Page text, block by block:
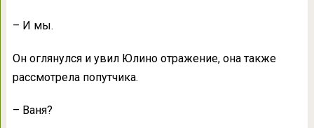
– И мы.
Он оглянулся и увил Юлино отражение, она также
рассмотрела попутчика.
– Ваня?